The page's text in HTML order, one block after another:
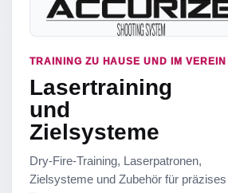
TRAINING ZU HAUSE UND IM VEREIN
Lasertraining
und
Zielsysteme
Dry-Fire-Training, Laserpatronen,
Zielsysteme und Zubehör für präzises